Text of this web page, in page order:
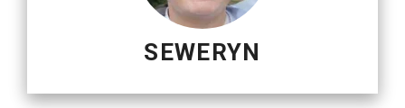
SEWERYN